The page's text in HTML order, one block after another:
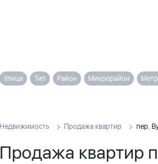
Улица Тип Район Микрорайон
Недвижимость Продажа квартир пер.
Продажа квартир